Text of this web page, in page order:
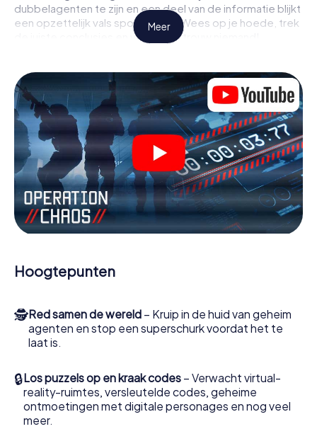
dubbelagenten te zijn en een deel van de informatie blijkt
een opzettelijk vals spoor te zijn. Wees op je hoede, trek
de juiste conclusies en vooral: vertrouw niemand!
je niet opgesloten in een kamer waaruit je jezelf binnen
een bepaald tijdvenster moet bevrijden. Met deze
speurtocht met een smartphone wordt heel A Estrada
jouw speelveld! De technische voorwaarden voor jouw
avontuur in A Estrada zijn een smartphone en toegang tot
het mobiel internet. Met één klik krijg jij toegang tot onze
app. Je hoeft niets te installeren om door interactieve
video's, lastige minigames of andere functies in de actie
te worden getrokken.
Werk samen als een team, onderschep vijandige
spionnen en lok de handlangers van de schurk naar je toe.
excelleren om de slechteriken te stoppen. In
tegenstelling tot James Bond en Co. zullen jouw daden
jezelf en jouw team in de hoogste score van A Estrada en
krijg toegang tot jouw eigen fotogalerij. De escape game
van myCityHunt verandert A Estrada in jouw eigen
wereld van spionage en geheime agenten en verander A
Estrada in een escaperoom in de buitenlucht!
Meer
Hoogtepunten
🕵Red samen de wereld – Kruip in de huid van geheim
agenten en stop een superschurk voordat het te
laat is.
🔒Los puzzels op en kraak codes – Verwacht virtual-
reality-ruimtes, versleutelde codes, geheime
ontmoetingen met digitale personages en nog veel
meer.